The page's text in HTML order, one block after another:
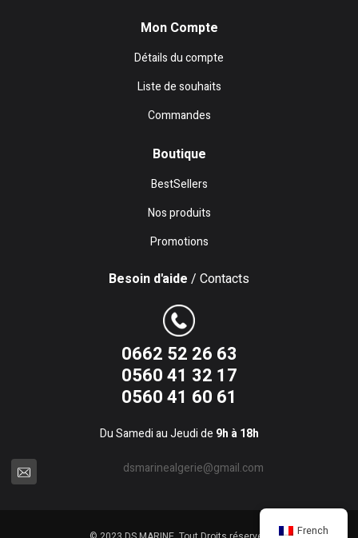
Mon Compte
Détails du compte
Liste de souhaits
Commandes
Boutique
BestSellers
Nos produits
Promotions
Besoin d'aide / Contacts
0662 52 26 63
0560 41 32 17
0560 41 60 61
Du Samedi au Jeudi de 9h à 18h
dsmarinealgerie@gmail.com
French